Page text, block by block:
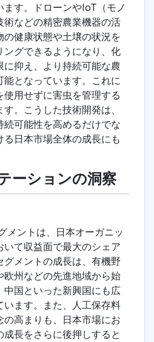
ます。ドローンやIoT（モノ
術などの精密農業機器の活
の健康状態や土壌の状況を
ングできるようになり、化
抑え、より持続可能な農
となっています。これに
使用せずに害虫を管理する
。こうした技術開発は、
可能性を高めるだけでな
る日本市場全体の成長にも
ーションの洞察
メントは、日本オーガニッ
いて収益面で最大のシェア
グメントの成長は、有機野
欧州などの先進地域から始
中国といった新興国にも広
います。また、人工保存料
高まりも、日本市場にお
長をさらに後押しすると